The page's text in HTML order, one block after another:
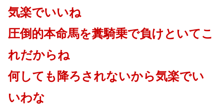
気楽でいいね
圧倒的本命馬を糞騎乗で負けといてこ
れだからね
何しても降ろされないから気楽でい
いわな